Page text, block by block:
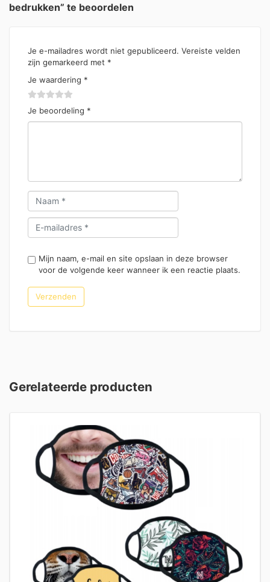
bedrukken” te beoordelen
Je e-mailadres wordt niet gepubliceerd. Vereiste velden
zijn gemarkeerd met *
Je waardering *
Je beoordeling *
Mijn naam, e-mail en site opslaan in deze browser
voor de volgende keer wanneer ik een reactie plaats.
Gerelateerde producten